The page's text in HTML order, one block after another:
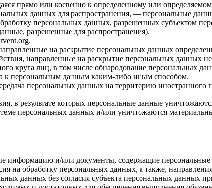
прямо или косвенно к определенному или
данных для распространения, — персональные
персональных данных, разрешенных субъектом
разрешенные для распространения).
.
на раскрытие персональных данных
направленные на раскрытие персональных данных
круга лиц, в том числе обнародование персональных
к персональным данным каким-либо иным способом.
персональных данных на территорию иностранного
результате которых персональные данные
персональных данных и/или уничтожаются
информацию и/или документы, содержащие
на обработку персональных данных, а также,
данных без согласия субъекта персональных данных